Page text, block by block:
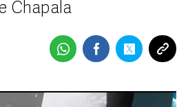
Chapala